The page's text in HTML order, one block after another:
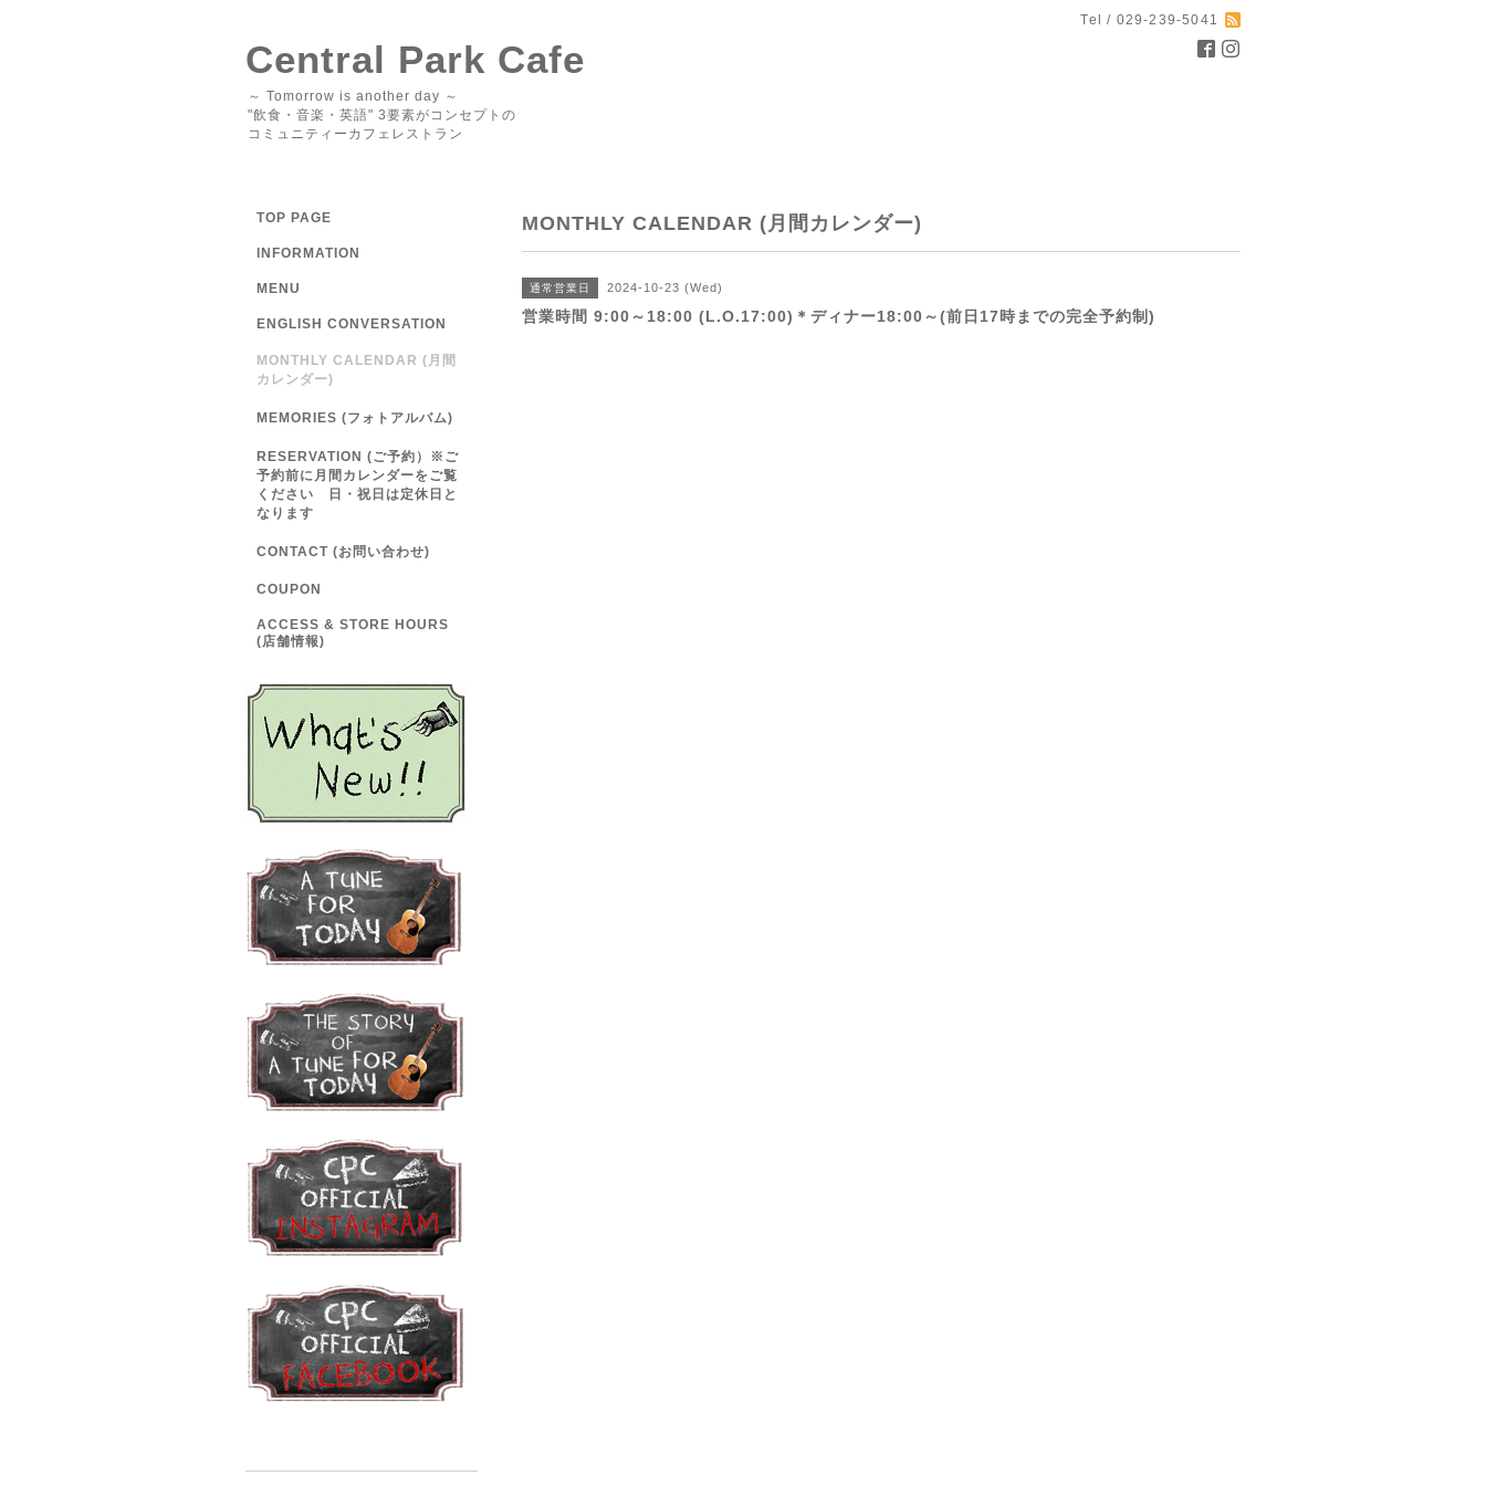
Tel / 029-239-5041
Central Park Cafe
～ Tomorrow is another day ～
"飲食・音楽・英語" 3要素がコンセプトの
コミュニティーカフェレストラン
MONTHLY CALENDAR (月間カレンダー)
通常営業日 2024-10-23 (Wed)
営業時間 9:00～18:00 (L.O.17:00)＊ディナー18:00～(前日17時までの完全予約制)
TOP PAGE
INFORMATION
MENU
ENGLISH CONVERSATION
MONTHLY CALENDAR (月間
カレンダー)
MEMORIES (フォトアルバム)
RESERVATION (ご予約）※ご
予約前に月間カレンダーをご覧
ください 日・祝日は定休日と
なります
CONTACT (お問い合わせ)
COUPON
ACCESS & STORE HOURS
(店舗情報)